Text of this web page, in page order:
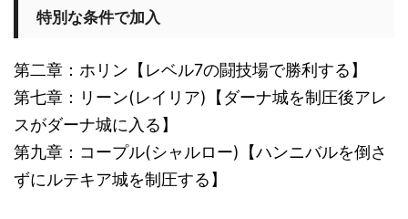
特別な条件で加入
第二章：ホリン【レベル7の闘技場で勝利する】
第七章：リーン(レイリア)【ダーナ城を制圧後アレ
スがダーナ城に入る】
第九章：コープル(シャルロー)【ハンニバルを倒さ
ずにルテキア城を制圧する】